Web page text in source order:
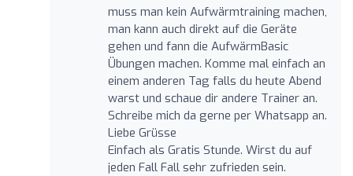
muss man kein Aufwärmtraining machen,
man kann auch direkt auf die Geräte
gehen und fann die AufwärmBasic
Übungen machen. Komme mal einfach an
einem anderen Tag falls du heute Abend
warst und schaue dir andere Trainer an.
Schreibe mich da gerne per Whatsapp an.
Liebe Grüsse
Einfach als Gratis Stunde. Wirst du auf
jeden Fall Fall sehr zufrieden sein.